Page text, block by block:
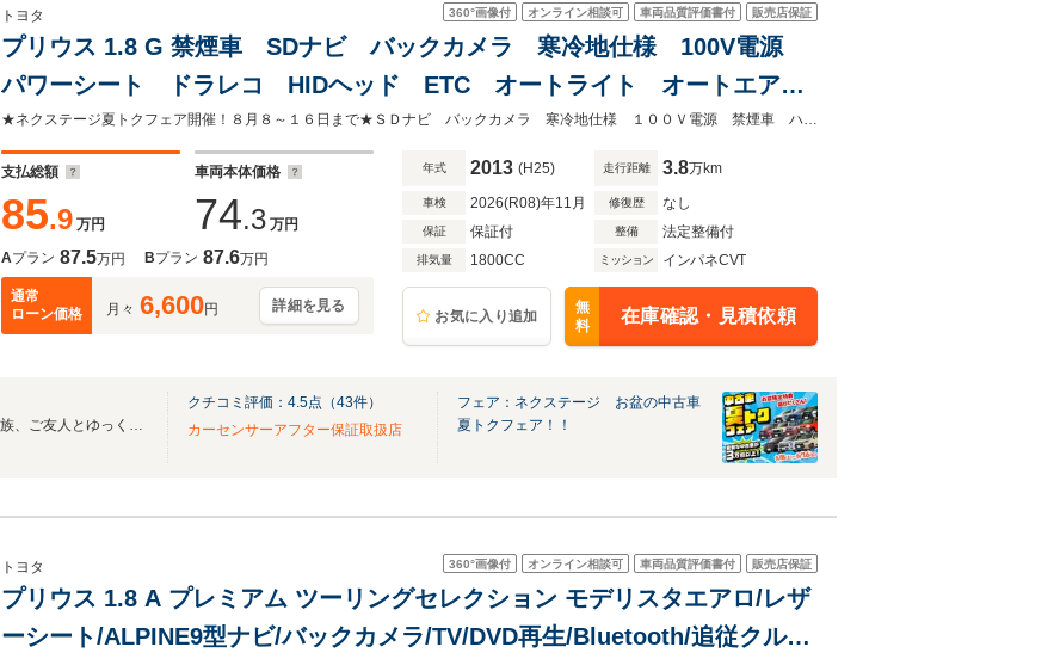
360°画像付 オンライン相談可 車両品質評価書付 販売店保証
トヨタ
プリウス 1.8 G 禁煙車 SDナビ バックカメラ 寒冷地仕様 100V電源
パワーシート ドラレコ HIDヘッド ETC オートライト オートエアコ
ン Bluetooth 15インチアルミ ドアバイザー
支払総額
85.9 万円
車両本体価格
74.3 万円
Aプラン 87.5万円 Bプラン 87.6万円
通常
ローン価格
月々 6,600円 詳細を見る
年式 2013 (H25) 走行距離 3.8万km
車検 2026(R08)年11月 修復歴 なし
保証 保証付 整備 法定整備付
排気量 1800CC ミッション インパネCVT
お気に入り追加
無
料
在庫確認・見積依頼
クチコミ評価： 4.5点（43件）
カーセンサーアフター保証取扱店
フェア：ネクステージ お盆の中古車
夏トクフェア！！
360°画像付 オンライン相談可 車両品質評価書付 販売店保証
トヨタ
プリウス 1.8 A プレミアム ツーリングセレクション モデリスタエアロ/レザ
ーシート/ALPINE9型ナビ/バックカメラ/TV/DVD再生/Bluetooth/追従クルー